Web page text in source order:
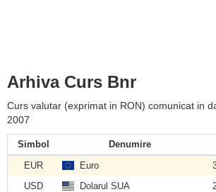
Arhiva Curs Bnr
Curs valutar (exprimat in RON) comunicat in
2007
Simbol Denumire
EUR
Euro
USD
Dolarul SUA